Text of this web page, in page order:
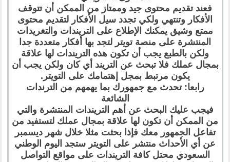
فعند تقديم محتوى جيد وممتاز من الممكن أن تتوقف
الأفكار وتنتهي ولكي تجدد سيل الأفكار لتقديم محتوى
ممتع وشيق يمكنك الإطلاع على التريندات والتغريدات
المنتشرة على منصة تويتر لتجد بها أفكار متعددة جدا
ولكن بالطبع يجب أن تكون هذه التريندات لها علاقة
بمجال عملك فلا تبحث عن التريند أي كان ولكن يجب أن
يكون مرتبط بمجل إهتمامك على التويتر.
رابعا: تحدث مع جمهورك بما يهمهم من الترندات
الشائعة
فيجب عليك البحث عن أهم التريندات المنتشرة والتي
من الممكن أن تكون لها علاقة بمجال عملك لتستفيد من
تفاعل الجمهور معك فإذا بحثت مثلا خلال شهر ديسمبر
عن أي الأحداث منتشر على التويتر ستجد اليوم الوطني
السعودي محتل كافة التريندات على مواقع التواصل